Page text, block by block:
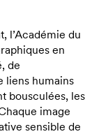
l’Académie du
en
de
liens humains
bousculées, les
image
sensible de